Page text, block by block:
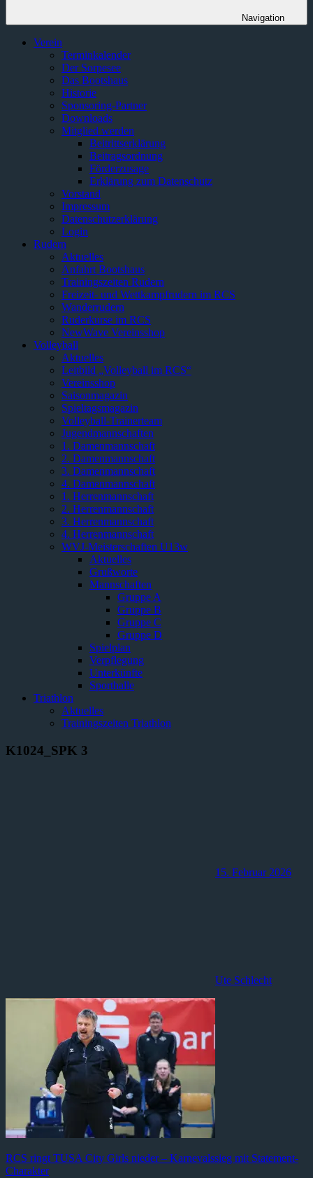
Navigation
Verein
Terminkalender
Der Sorpesee
Das Bootshaus
Historie
Sponsoring-Partner
Downloads
Mitglied werden
Beitrittserklärung
Beitragsordnung
Förderzusage
Erklärung zum Datenschutz
Vorstand
Impressum
Datenschutzerklärung
Login
Rudern
Aktuelles
Anfahrt Bootshaus
Trainingszeiten Rudern
Freizeit- und Wettkampfrudern im RCS
Wanderrudern
Ruderkurse im RCS
NewWave Vereinsshop
Volleyball
Aktuelles
Leitbild „Volleyball im RCS“
Vereinsshop
Saisonmagazin
Spieltagsmagazin
Volleyball-Trainerteam
Jugendmannschaften
1. Damenmannschaft
2. Damenmannschaft
3. Damenmannschaft
4. Damenmannschaft
1. Herrenmannschaft
2. Herrenmannschaft
3. Herrenmannschaft
4. Herrenmannschaft
WVJ-Meisterschaften U13w
Aktuelles
Grußworte
Mannschaften
Gruppe A
Gruppe B
Gruppe C
Gruppe D
Spielplan
Verpflegung
Unterkünfte
Sporthalle
Triathlon
Aktuelles
Trainingszeiten Triathlon
K1024_SPK 3
15. Februar 2026
Ute Schlecht
Beitragsnavigation
Vorheriger
Beitrag:
RCS ringt TUSA City Girls nieder – Karnevalssieg mit Statement-
Charakter